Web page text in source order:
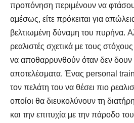
προπόνηση περιμένουν να
αμέσως, είτε πρόκειται για
βελτιωμένη δύναμη του πυρήνα.
ρεαλιστές σχετικά με τους
να αποθαρρυνθούν όταν δεν
αποτελέσματα. Ένας personal
τον πελάτη του να θέσει πιο
οποίοι θα διευκολύνουν τη
και την επιτυχία με την πάροδο